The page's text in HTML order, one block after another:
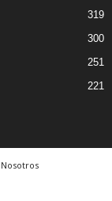
319
300
251
221